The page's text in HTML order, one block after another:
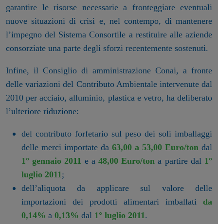
garantire le risorse necessarie a fronteggiare eventuali
nuove situazioni di crisi e, nel contempo, di mantenere
l’impegno del Sistema Consortile a restituire alle aziende
consorziate una parte degli sforzi recentemente sostenuti.
Infine, il Consiglio di amministrazione Conai, a fronte
delle variazioni del Contributo Ambientale intervenute dal
2010 per acciaio, alluminio, plastica e vetro, ha deliberato
l’ulteriore riduzione:
del contributo forfetario sul peso dei soli imballaggi
delle merci importate da 63,00 a 53,00 Euro/ton dal
1° gennaio 2011 e a48,00 Euro/ton a partire dal 1°
luglio 2011;
dell’aliquota da applicare sul valore delle
importazioni dei prodotti alimentari imballati da
0,14% a 0,13% dal 1° luglio 2011.